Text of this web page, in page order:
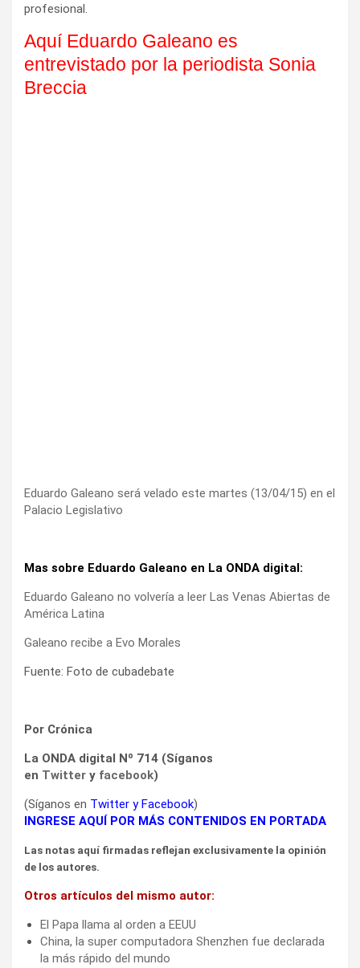
profesional.
Aquí Eduardo Galeano es
entrevistado por la periodista Sonia
Breccia
Eduardo Galeano será velado este martes (13/04/15) en el
Palacio Legislativo
Mas sobre Eduardo Galeano en La ONDA digital:
Eduardo Galeano no volvería a leer Las Venas Abiertas de
América Latina
Galeano recibe a Evo Morales
Fuente: Foto de cubadebate
Por Crónica
La ONDA digital Nº 714 (Síganos
en Twitter y facebook)
(Síganos en Twitter yFacebook)
INGRESE AQUÍ POR MÁS CONTENIDOS EN PORTADA
Las notas aquí firmadas reflejan exclusivamente la opinión
de los autores.
Otros artículos del mismo autor:
El Papa llama al orden a EEUU
China, la super computadora Shenzhen fue declarada
la más rápido del mundo